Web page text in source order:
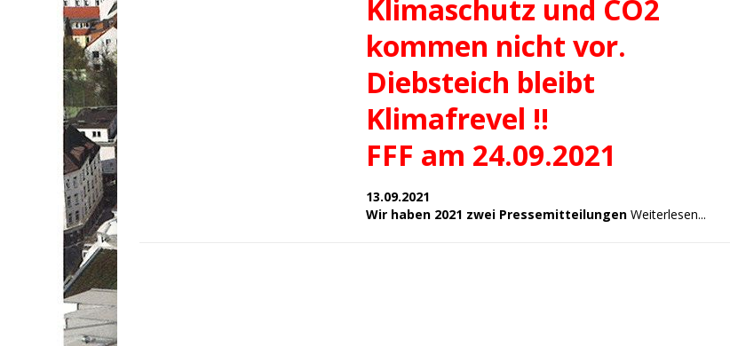
Klimaschutz und CO2
kommen nicht vor.
Diebsteich bleibt
Klimafrevel !!
FFF am 24.09.2021
13.09.2021
Wir haben 2021 zwei Pressemitteilungen Weiterlesen...